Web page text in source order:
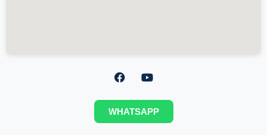
WHATSAPP